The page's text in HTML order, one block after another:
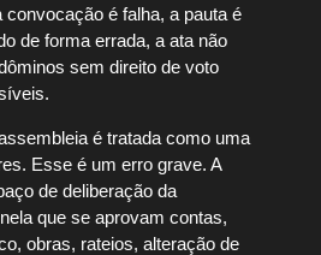
é falha, a pauta é
de forma errada, a ata não
sem direito de voto
é tratada como uma
Esse é um erro grave. A
de deliberação da
que se aprovam contas,
obras, rateios, alteração de